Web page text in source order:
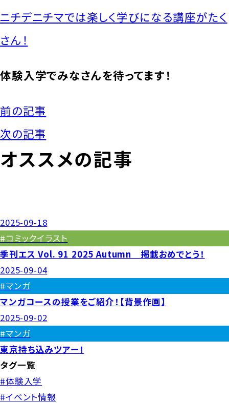
ニチデニチマでは楽しく学びになる講座がたく
さん！
体験入学でみなさんを待ってます！
前の記事
次の記事
オススメの記事
2025-09-18
#コミックイラスト
季刊エス Vol. 91 2025 Autumn 掲載おめでとう！
2025-09-04
#マンガ
マンガコースの授業をご紹介！【背景作画】
2025-09-02
#マンガ
東京持ち込みツアー！
タグ一覧
#体験入学
#イベント情報